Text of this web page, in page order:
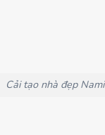
Cải tạo nhà đẹp Nami